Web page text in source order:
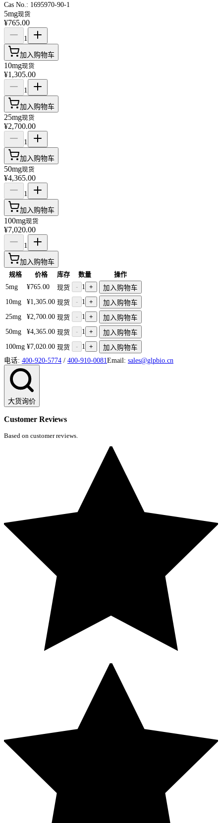
Cas No.: 1695970-90-1
5mg现货
¥765.00
1
加入购物车
10mg现货
¥1,305.00
1
加入购物车
25mg现货
¥2,700.00
1
加入购物车
50mg现货
¥4,365.00
1
加入购物车
100mg现货
¥7,020.00
1
加入购物车
规格 价格 库存 数量
操作
5mg
¥765.00 现货 - 1 +
加入购物车
10mg
¥1,305.00 现货 - 1 +
加入购物车
25mg
¥2,700.00 现货 - 1 +
加入购物车
50mg
¥4,365.00 现货 - 1 +
加入购物车
100mg ¥7,020.00 现货 - 1 +
加入购物车
电话: 400-920-5774 / 400-910-0081 Email: sales@glpbio.cn
大货询价
Customer Reviews
Based on customer reviews.